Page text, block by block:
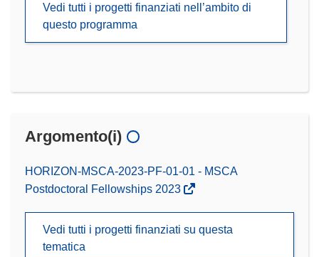
Vedi tutti i progetti finanziati nell’ambito di
questo programma
Argomento(i)
HORIZON-MSCA-2023-PF-01-01 - MSCA
Postdoctoral Fellowships 2023
Vedi tutti i progetti finanziati su questa
tematica